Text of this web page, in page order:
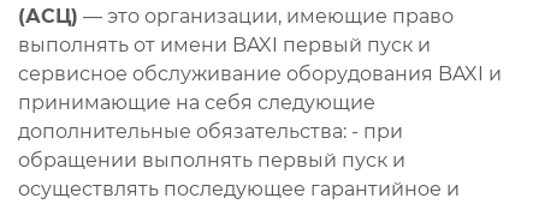
(АСЦ) — это организации, имеющие право
выполнять от имени BAXI первый пуск и
сервисное обслуживание оборудования BAXI и
принимающие на себя следующие
дополнительные обязательства: - при
обращении выполнять первый пуск и
осуществлять последующее гарантийное и